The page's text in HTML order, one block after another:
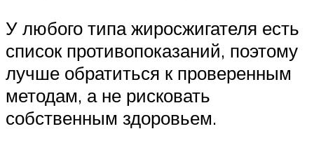
У любого типа жиросжигателя есть
список противопоказаний, поэтому
лучше обратиться к проверенным
методам, а не рисковать
собственным здоровьем.